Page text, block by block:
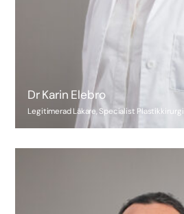
Dr Karin Elebro
Legitimerad Läkare, Specialist Plastikkirurgi